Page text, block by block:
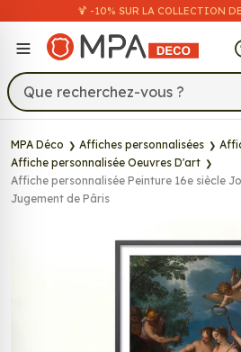
🍹 -10% SUR LA COLLECTION
MPA
MPA Déco Affiches personnalisées
Affiche personnalisée Oeuvres D'art
Affiche personnalisée Peinture 16e siècle
Jugement de Pâris